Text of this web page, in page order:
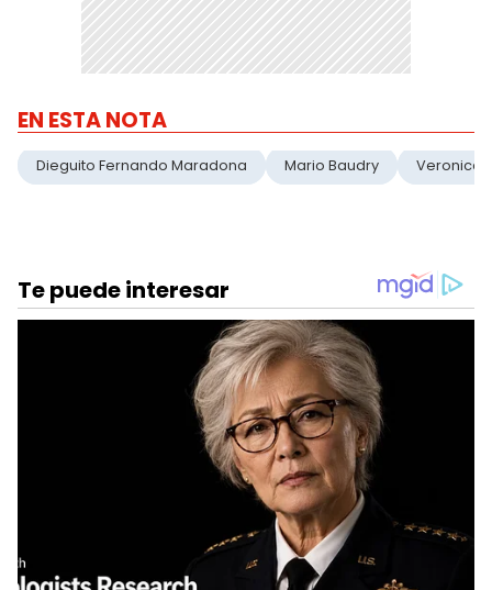
EN ESTA NOTA
Dieguito Fernando Maradona Mario Baudry Veronica